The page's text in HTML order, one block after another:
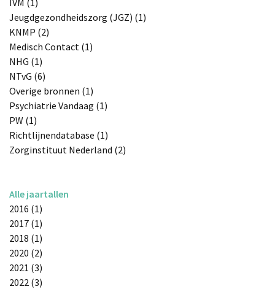
Jeugdgezondheidszorg (JGZ) (1)
KNMP (2)
Medisch Contact (1)
NHG (1)
NTvG (6)
Overige bronnen (1)
Psychiatrie Vandaag (1)
PW (1)
Richtlijnendatabase (1)
Zorginstituut Nederland (2)
Alle jaartallen
2016 (1)
2017 (1)
2018 (1)
2020 (2)
2021 (3)
2022 (3)